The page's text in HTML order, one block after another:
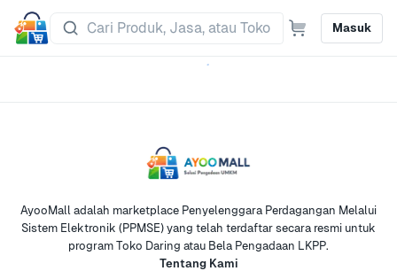
Masuk
AyooMall adalah marketplace Penyelenggara Perdagangan Melalui
Sistem Elektronik (PPMSE) yang telah terdaftar secara resmi untuk
program Toko Daring atau Bela Pengadaan LKPP.
Tentang Kami